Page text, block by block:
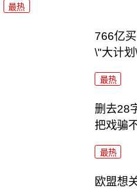
最热
766亿
\"大计
最热
删去28
把戏骗
最热
欧盟想